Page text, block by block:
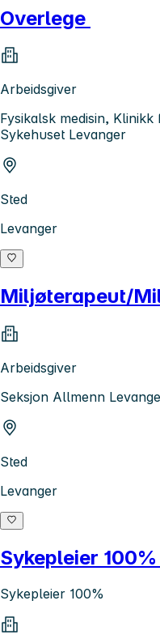
Overlege
Arbeidsgiver
Fysikalsk medisin,
Sykehuset Levanger
Sted
Levanger
Miljøterapeut/
Arbeidsgiver
Seksjon Allmenn
Sted
Levanger
Sykepleier
Sykepleier 100%